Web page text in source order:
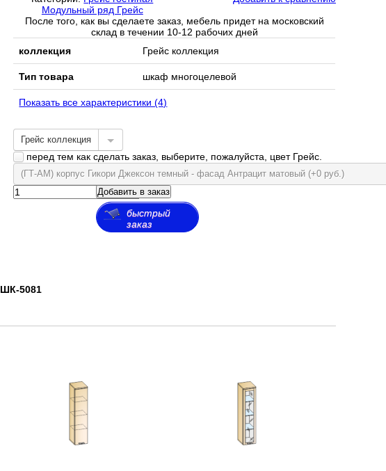
Модульный ряд Грейс
После того, как вы сделаете заказ, мебель придет на московский
склад в течении 10-12 рабочих дней
коллекция
Грейс коллекция
Тип товара шкаф многоцелевой
Показать все характеристики (4)
Грейс коллекция
перед тем как сделать заказ, выберите, пожалуйста, цвет Грейс.
(ГТ-АМ) корпус Гикори Джексон темный - фасад Антрацит матовый (+0 руб.)
Добавить в заказ
быстрый
заказ
ШК-5081